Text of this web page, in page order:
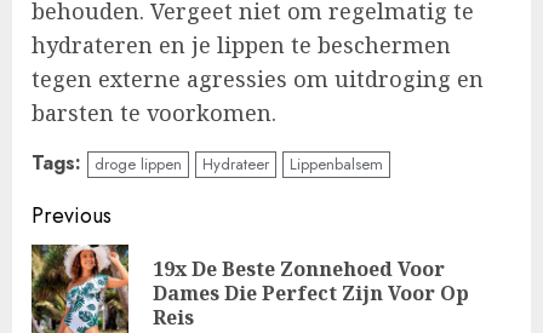
behouden. Vergeet niet om regelmatig te
hydrateren en je lippen te beschermen
tegen externe agressies om uitdroging en
barsten te voorkomen.
Tags: droge lippen Hydrateer Lippenbalsem
Continue
Reading
Previous
19x De Beste Zonnehoed Voor
Dames Die Perfect Zijn Voor Op
Reis